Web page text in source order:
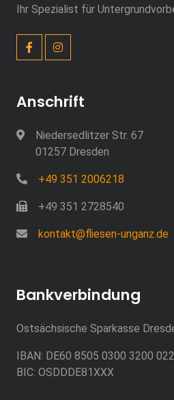
Ihr Spezialist für
Anschrift
Niedersedlitzer Str. 67
01257 Dresden
+49 351 2006218
+49 351 2728540
kontakt@fliesen-unganz.de
Bankverbindung
Ostsächsische Sparkasse
IBAN: DE60 8505 0300 3200
BIC: OSDDDE81XXX